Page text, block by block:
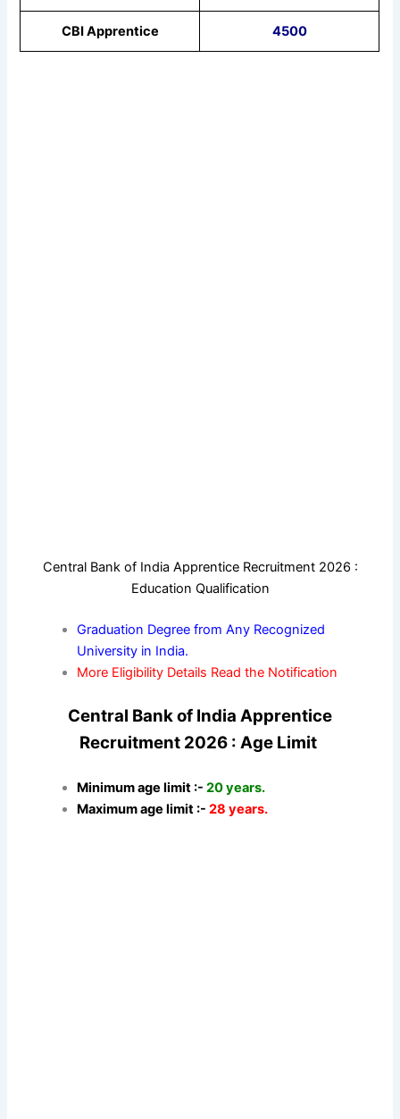
CBI Apprentice 4500
Central Bank of India Apprentice Recruitment 2026 :
Education Qualification
Graduation Degree from Any Recognized
University in India.
More Eligibility Details Read the Notification
Central Bank of India Apprentice
Recruitment 2026 : Age Limit
Minimum age limit :- 20 years.
Maximum age limit :-28 years.